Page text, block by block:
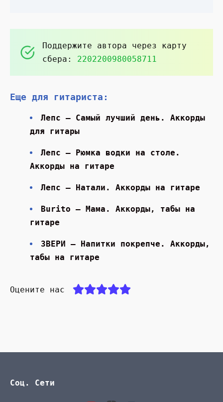
Поддержите автора через карту
сбера: 2202200980058711
Еще для гитариста:
Лепс — Самый лучший день. Аккорды
для гитары
Лепс — Рюмка водки на столе.
Аккорды на гитаре
Лепс — Натали. Аккорды на гитаре
Burito — Мама. Аккорды, табы на
гитаре
ЗВЕРИ — Напитки покрепче. Аккорды,
табы на гитаре
Оцените нас
Соц. Сети